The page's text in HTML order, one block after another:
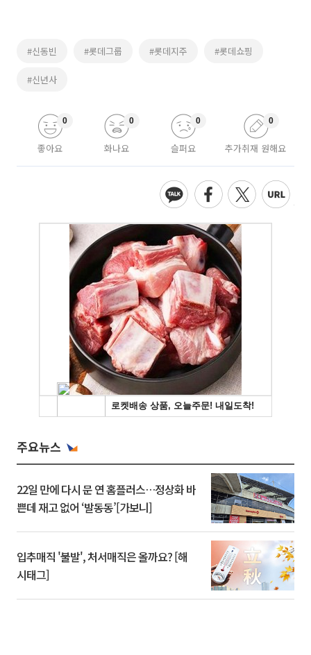
#신동빈 #롯데그룹 #롯데지주 #롯데쇼핑
#신년사
좋아요
0
화나요
0
슬퍼요
0
추가취재 원해요
0
주요뉴스
22일 만에 다시 문 연 홈플러스…정상화 바
쁜데 재고 없어 ‘발동동’[가보니]
입추매직 '불발', 처서매직은 올까요? [해
시태그]